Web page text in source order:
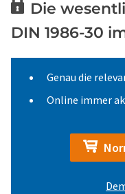
Die
DIN 1986-30
Genau die
Online immer